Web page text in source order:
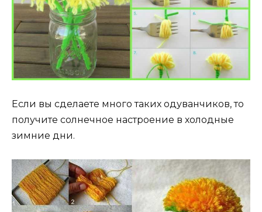
Если вы сделаете много таких одуванчиков, то
получите солнечное настроение в холодные
зимние дни.